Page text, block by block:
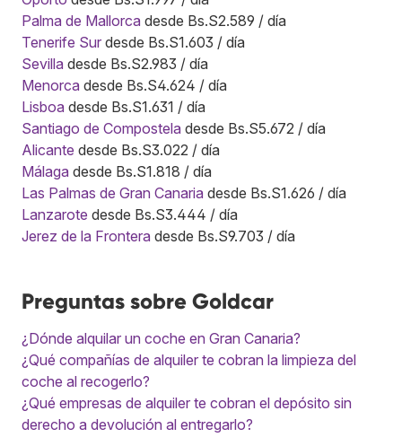
Palma de Mallorca desde Bs.S2.589 / día
Tenerife Sur desde Bs.S1.603 / día
Sevilla desde Bs.S2.983 / día
Menorca desde Bs.S4.624 / día
Lisboa desde Bs.S1.631 / día
Santiago de Compostela desde Bs.S5.672 / día
Alicante desde Bs.S3.022 / día
Málaga desde Bs.S1.818 / día
Las Palmas de Gran Canaria desde Bs.S1.626 / día
Lanzarote desde Bs.S3.444 / día
Jerez de la Frontera desde Bs.S9.703 / día
Preguntas sobre Goldcar
¿Dónde alquilar un coche en Gran Canaria?
¿Qué compañías de alquiler te cobran la limpieza del
coche al recogerlo?
¿Qué empresas de alquiler te cobran el depósito sin
derecho a devolución al entregarlo?